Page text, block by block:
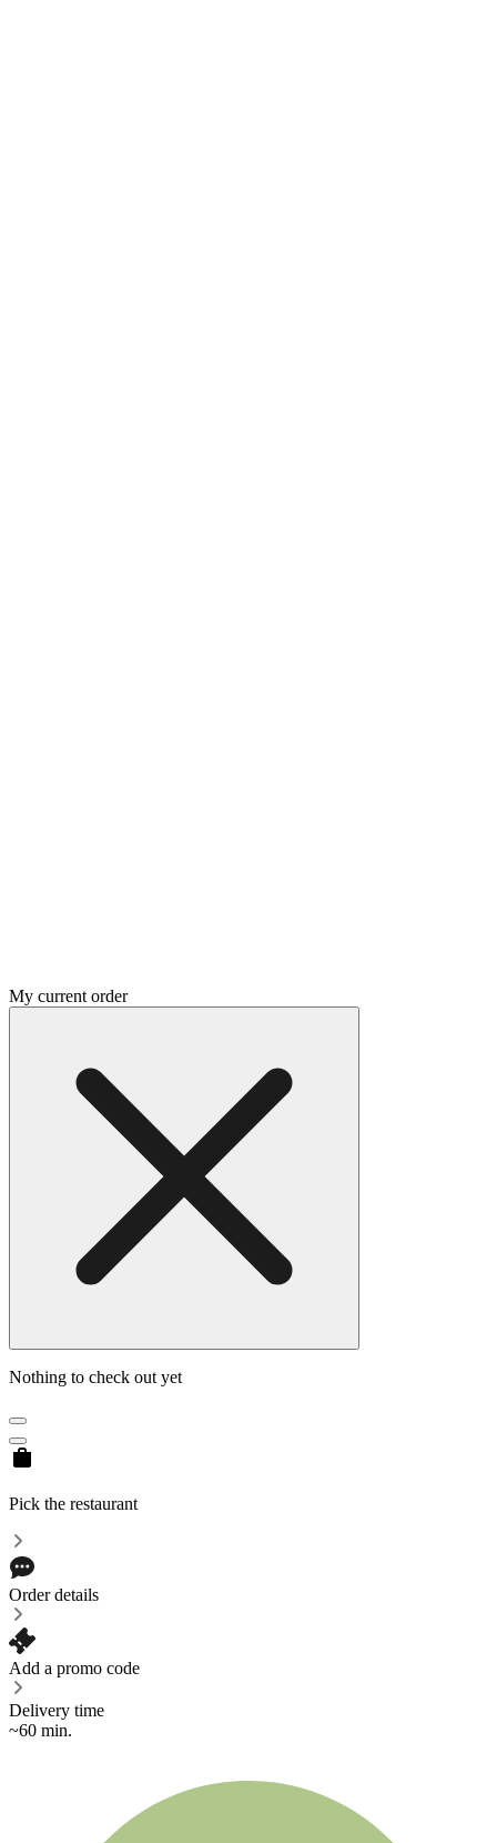
My current order
Nothing to check out yet
Pick the restaurant
Order details
Add a promo code
Delivery time
~60 min.